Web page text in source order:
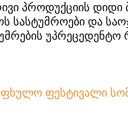
პროდუქციის დიდი
სასტუმროები და